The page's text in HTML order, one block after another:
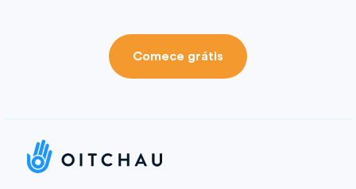
Comece grátis